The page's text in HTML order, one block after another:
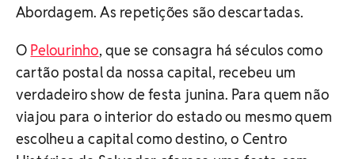
Abordagem. As repetições são descartadas.
O Pelourinho, que se consagra há séculos como
cartão postal da nossa capital, recebeu um
verdadeiro show de festa junina. Para quem não
viajou para o interior do estado ou mesmo quem
escolheu a capital como destino, o Centro